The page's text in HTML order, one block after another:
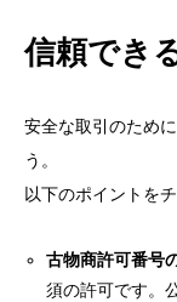
信頼でき
安全な取引のため
う。
以下のポイントを
古物商許可番号
須の許可です。